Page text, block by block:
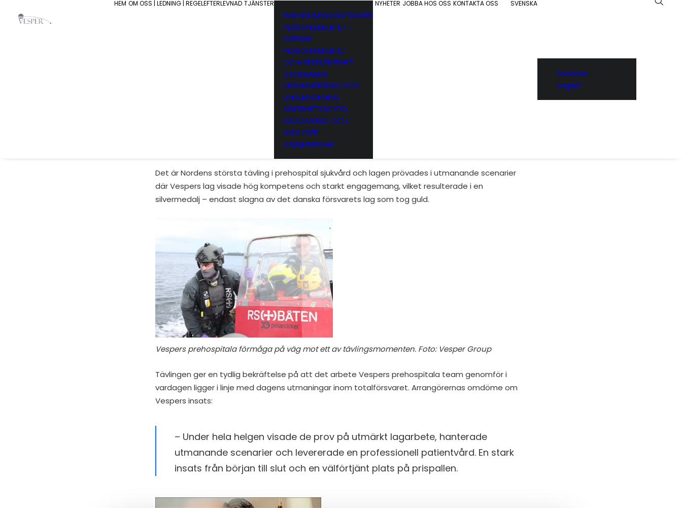
HEM OM OSS | LEDNING | REGELEFTERLEVNAD TJÄNSTER
BAKGRUNDSKONTROLLER
PERSONSÄKERHET I
SVERIGE
PERSONSÄKERHET
OCH RESESÄKERHET
UTOMLANDS
KRISHANTERING OCH
UNDERSÖKNING
SÄKERHETSSKYDD,
RÅDGIVNING OCH
ANALYSER
UTBILDNINGAR
NYHETER JOBBA HOS OSS KONTAKTA OSS SVENSKA
Svenska
English
Vesper Group deltog nyligen i Norwegian Medic Challenge, en tävling som arrangeras av den
norska reservistföreningen (NROF) för civila och militära sjukvårdare inom totalförsvaret. Syftet är
att öka kompetens, samverkansförmåga och nätverkande mellan sjukvårdare inom
Det är Nordens största tävling i prehospital sjukvård och lagen prövades i utmanande scenarier
där Vespers lag visade hög kompetens och starkt engagemang, vilket resulterade i en
silvermedalj – endast slagna av det danska försvarets lag som tog guld.
Vespers prehospitala förmåga på väg mot ett av tävlingsmomenten. Foto: Vesper Group
Tävlingen ger en tydlig bekräftelse på att det arbete Vespers prehospitala team genomför i
vardagen ligger i linje med dagens utmaningar inom totalförsvaret. Arrangörernas omdöme om
Vespers insats:
– Under hela helgen visade de prov på utmärkt lagarbete, hanterade
utmanande scenarier och levererade en professionell patientvård. En stark
insats från början till slut och en välförtjänt plats på prispallen.